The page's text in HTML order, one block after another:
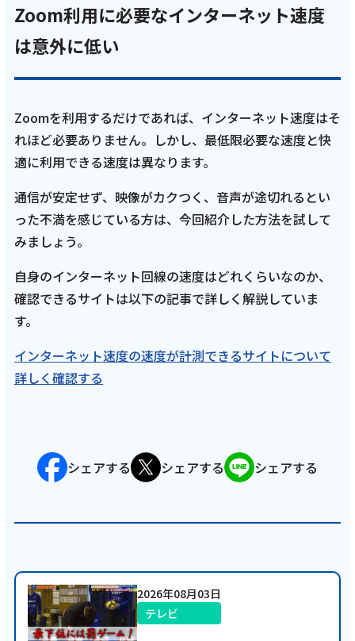
Zoom利用に必要なインターネット速度
は意外に低い
Zoomを利用するだけであれば、インターネット速度はそ
れほど必要ありません。しかし、最低限必要な速度と快
適に利用できる速度は異なります。
通信が安定せず、映像がカクつく、音声が途切れるとい
った不満を感じている方は、今回紹介した方法を試して
みましょう。
自身のインターネット回線の速度はどれくらいなのか、
確認できるサイトは以下の記事で詳しく解説していま
す。
インターネット速度の速度が計測できるサイトについて
詳しく確認する
シェアする シェアする シェアする
2026年08月03日
テレビ